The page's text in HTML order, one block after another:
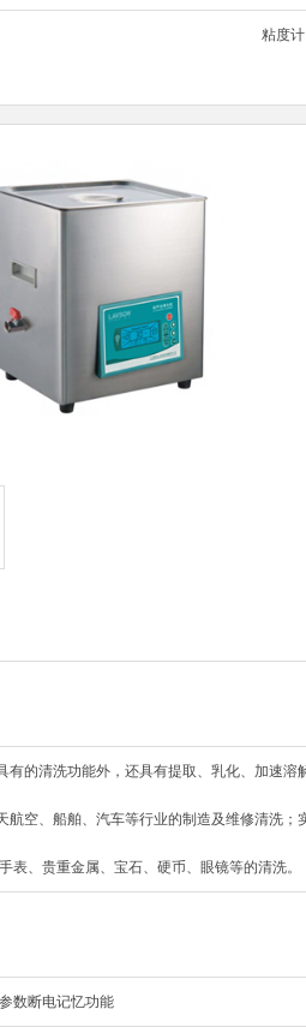
粘度计
有的清洗功能外，还具有提取、乳化、加速
航空、船舶、汽车等行业的制造及维修清洗
表、贵重金属、宝石、硬币、眼镜等的清洗。
数断电记忆功能